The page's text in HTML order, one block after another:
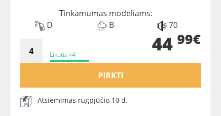
Tinkamumas modeliams:
D
B 70
Likutis >4 44 99€
PIRKTI
Atsiėmimas rugpjūčio 10 d.